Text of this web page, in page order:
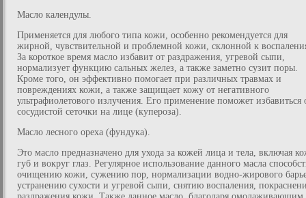
Масло календулы.
Применяется для любого типа кожи, особенно рекомендуется для
жирной, чувствительной и проблемной кожи, склонной к
За короткое время масло избавит от раздражения, угревой сыпи,
нормализует функцию сальных желез, а также заметно сузит поры.
Кроме того, он эффективно помогает при различных травмах и
повреждениях кожи, а также защищает кожу от негативного
ультрафиолетового излучения. Его применение поможет избавиться
сосудистой сеточки на лице (купероза).
Масло лесного ореха (фундука).
Это масло предназначено для ухода за кожей лица и тела, включая
губ и вокруг глаз. Регулярное использование данного масла
очищению кожи, сужению пор, нормализации водно-жирового
устранению сухости и угревой сыпи, снятию воспаления,